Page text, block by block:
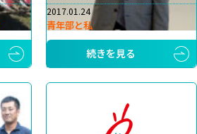
2017.01.24
青年部と私
続きを見る